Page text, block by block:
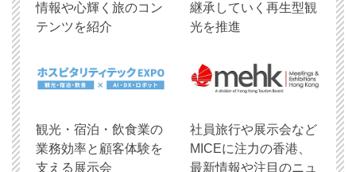
情報や心輝く旅のコン
テンツを紹介
継承していく再生型観
光を推進
観光・宿泊・飲食業の
業務効率と顧客体験を
支える展示会
社員旅行や展示会など
MICEに注力の香港、
最新情報や注目のニュ